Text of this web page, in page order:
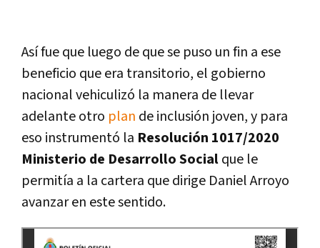
Así fue que luego de que se puso un fin a ese
beneficio que era transitorio, el gobierno
nacional vehiculizó la manera de llevar
adelante otro plan de inclusión joven, y para
eso instrumentó la Resolución 1017/2020
Ministerio de Desarrollo Socialque le
permitía a la cartera que dirige Daniel Arroyo
avanzar en este sentido.